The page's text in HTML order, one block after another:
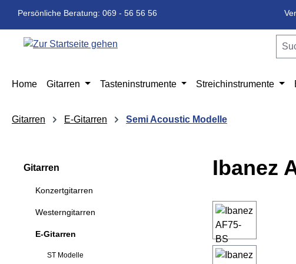
Hauptinhalt springen
Zur Suche springen
Zur Hauptnavigation springen
Persönliche Beratung: 069 - 56 56 56
Home Gitarren Tasteninstrumente Streichinstrumente
Gitarren E-Gitarren Semi Acoustic Modelle
Gitarren
Konzertgitarren
Westerngitarren
E-Gitarren
ST Modelle
Ibanez
Bildergalerie